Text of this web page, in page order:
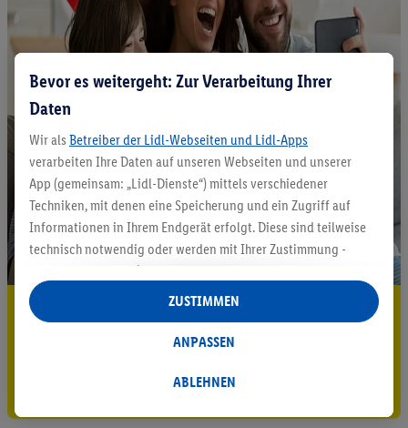
5.95 € Versand sparen³²ᵃ
Jetzt zum Newsletter anmelden
Gutschein sichern!
Bevor es weitergeht: Zur Verarbeitung Ihrer
Daten
Wir als Betreiber der Lidl-Webseiten und Lidl-Apps
verarbeiten Ihre Daten auf unseren Webseiten und unserer
App (gemeinsam: „Lidl-Dienste“) mittels verschiedener
Techniken, mit denen eine Speicherung und ein Zugriff auf
Informationen in Ihrem Endgerät erfolgt. Diese sind teilweise
technisch notwendig oder werden mit Ihrer Zustimmung -
auch durch Partner (u.a.
Verantwortliche; im Zusammenhang mit dem IAB TCF
insgesamt
Statistik-Erstellung oder für personalisierte Werbung
Datenverarbeitungen für personalisierte Werbung werden
Dritten die Ausspielung von Werbung außerhalb der Lidl-
ABLEHNEN
ANPASSEN
ZUSTIMMEN